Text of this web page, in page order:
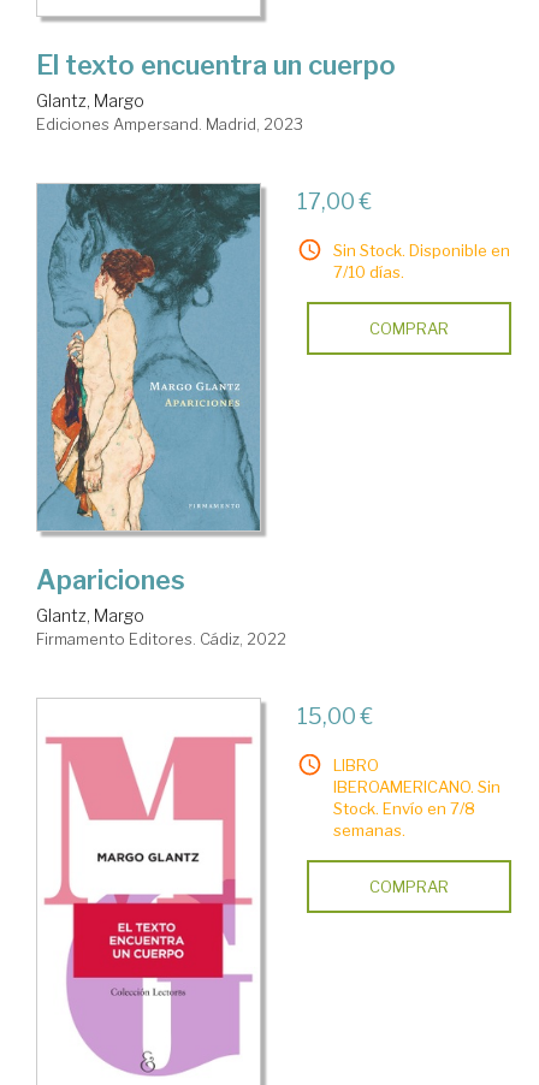
El texto encuentra un cuerpo
Glantz, Margo
Ediciones Ampersand. Madrid, 2023
17,00 €
Sin Stock. Disponible en
7/10 días.
COMPRAR
Apariciones
Glantz, Margo
Firmamento Editores. Cádiz, 2022
15,00 €
LIBRO
IBEROAMERICANO. Sin
Stock. Envío en 7/8
semanas.
COMPRAR